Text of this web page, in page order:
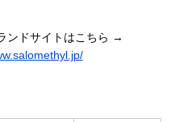
ンドサイトはこちら →